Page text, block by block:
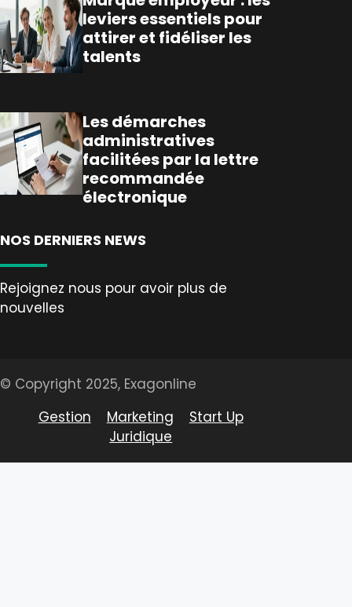
leviers essentiels pour
attirer et fidéliser les
talents
Les démarches
administratives
facilitées par la lettre
recommandée
électronique
NOS DERNIERS NEWS
Rejoignez nous pour avoir plus de
nouvelles
© Copyright 2025, Exagonline
Gestion
Marketing
Start Up
Juridique